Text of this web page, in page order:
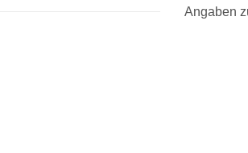
Angaben